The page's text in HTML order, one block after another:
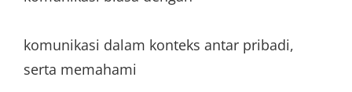
komunikasi dalam konteks antar pribadi,
serta memahami